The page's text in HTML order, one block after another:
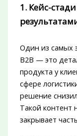
1. Кейс-
Один из самых
B2B — это
продукта у
сфере
решение
Такой контент
закрывает